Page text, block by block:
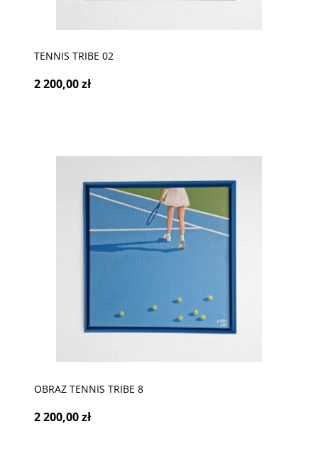
TENNIS TRIBE 02
2 200,00 zł
OBRAZ TENNIS TRIBE 8
2 200,00 zł